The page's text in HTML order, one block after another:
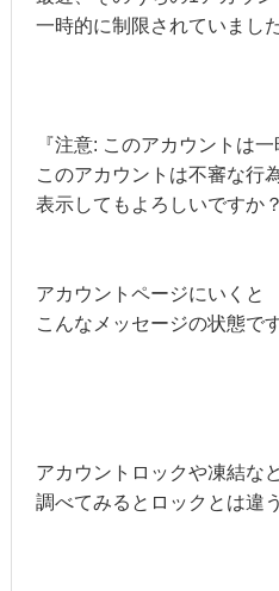
一時的に制限されていました
『注意: このアカウントは
このアカウントは不審な行
表示してもよろしいですか？
アカウントページにいくと
こんなメッセージの状態です
アカウントロックや凍結な
調べてみるとロックとは違